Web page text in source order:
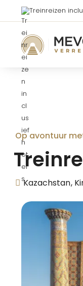
Treinreizen
Op avontuur
Kazachstan